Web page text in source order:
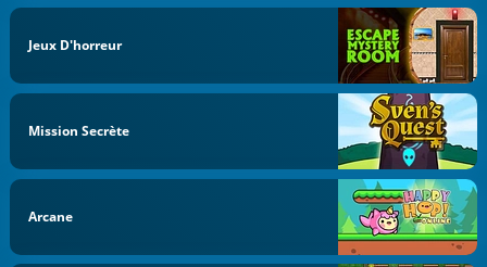
Jeux D'horreur
Mission Secrète
Arcane